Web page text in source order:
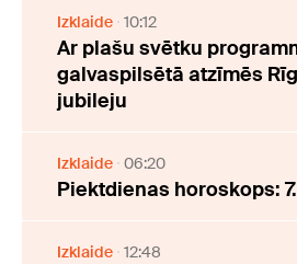
Izklaide 10:12
Ar plašu svētku
galvaspilsētā atzīmēs
jubileju
Izklaide 06:20
Piektdienas horoskops:
Izklaide 12:48